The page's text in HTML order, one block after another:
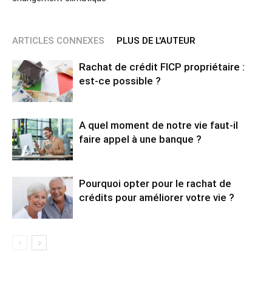
ARTICLES CONNEXES PLUS DE L'AUTEUR
Rachat de crédit FICP propriétaire :
est-ce possible ?
A quel moment de notre vie faut-il
faire appel à une banque ?
Pourquoi opter pour le rachat de
crédits pour améliorer votre vie ?